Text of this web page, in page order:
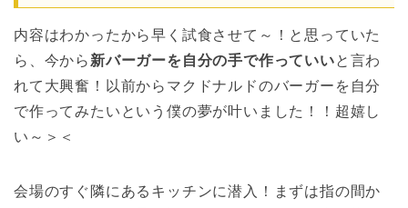
内容はわかったから早く試食させて～！と思っていた
ら、今から 新バーガーを自分の手で作っていいと言わ
れて大興奮！以前からマクドナルドのバーガーを自分
で作ってみたいという僕の夢が叶いました！！超嬉し
い～＞＜
会場のすぐ隣にあるキッチンに潜入！まずは指の間か